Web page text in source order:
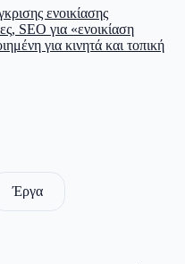
ενοικίασης
SEO για «ενοικίαση
για κινητά και τοπική
Έργα